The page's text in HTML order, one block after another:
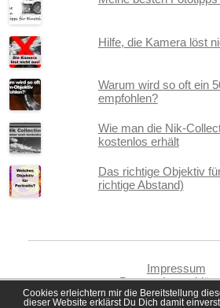
Hilfe, die Kamera löst
Warum wird so oft ein
empfohlen?
Wie man die Nik-
kostenlos erhält
Das richtige Objektiv
richtige Abstand)
Impressum
Cookies erleichtern mir die Bereitstellung
dieser Website erklärst Du Dich damit